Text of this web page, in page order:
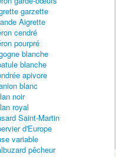
garzette
Aigrette
cendré
pourpré
blanche
blanche
apivore
blanc
noir
royal
Saint-Martin
d'Europe
variable
pêcheur